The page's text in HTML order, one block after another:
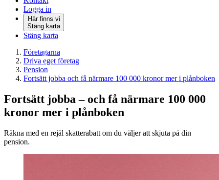
Logga in
Här finns vi
Stäng karta
Stäng karta
Företagarna
Driva eget företag
Pension
Fortsätt jobba och få närmare 100 000 kronor mer i plånboken
Fortsätt jobba – och få närmare 100 000
kronor mer i plånboken
Räkna med en rejäl skatterabatt om du väljer att skjuta på din
pension.